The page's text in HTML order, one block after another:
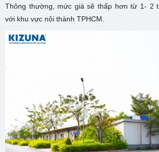
Thông thường, mức giá sẽ thấp hơn từ 1- 2
với khu vực nội thành TPHCM.